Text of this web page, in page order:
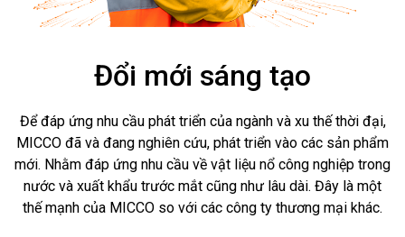
Đổi mới sáng tạo
Để đáp ứng nhu cầu phát triển của ngành và xu thế thời đại,
MICCO đã và đang nghiên cứu, phát triển vào các sản phẩm
mới. Nhằm đáp ứng nhu cầu về vật liệu nổ công nghiệp trong
nước và xuất khẩu trước mắt cũng như lâu dài. Đây là một
thế mạnh của MICCO so với các công ty thương mại khác.